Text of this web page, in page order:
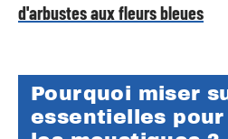
d'arbustes aux fleurs bleues
Pourquoi miser
essentielles